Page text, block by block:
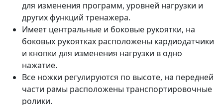
для изменения программ, уровней нагрузки и
других функций тренажера.
Имеет центральные и боковые рукоятки, на
боковых рукоятках расположены кардиодатчики
и кнопки для изменения нагрузки в одно
нажатие.
Все ножки регулируются по высоте, на передней
части рамы расположены транспортировочные
ролики.